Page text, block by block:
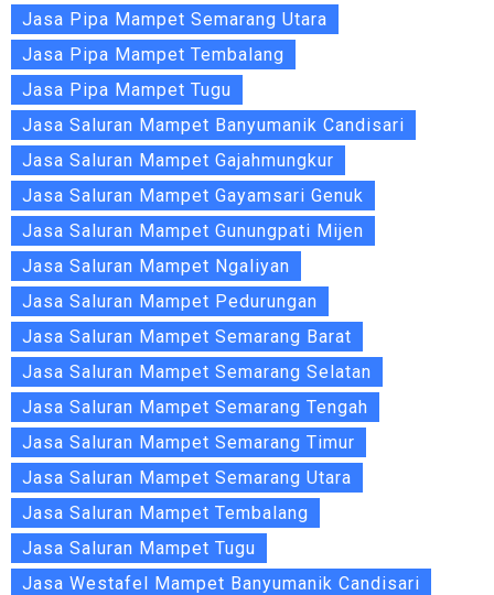
Jasa Pipa Mampet Semarang Utara
Jasa Pipa Mampet Tembalang
Jasa Pipa Mampet Tugu
Jasa Saluran Mampet Banyumanik Candisari
Jasa Saluran Mampet Gajahmungkur
Jasa Saluran Mampet Gayamsari Genuk
Jasa Saluran Mampet Gunungpati Mijen
Jasa Saluran Mampet Ngaliyan
Jasa Saluran Mampet Pedurungan
Jasa Saluran Mampet Semarang Barat
Jasa Saluran Mampet Semarang Selatan
Jasa Saluran Mampet Semarang Tengah
Jasa Saluran Mampet Semarang Timur
Jasa Saluran Mampet Semarang Utara
Jasa Saluran Mampet Tembalang
Jasa Saluran Mampet Tugu
Jasa Westafel Mampet Banyumanik Candisari